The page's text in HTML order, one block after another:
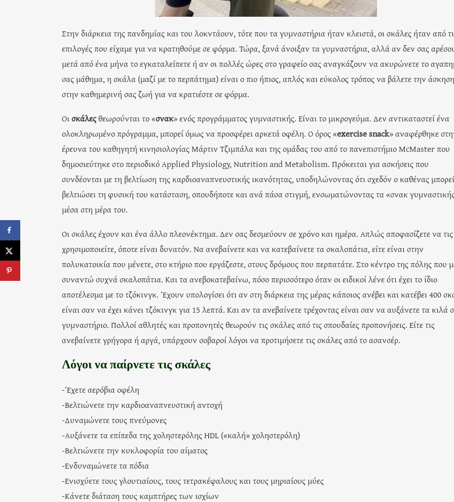
Στην διάρκεια της πανδημίας και του λοκντάουν, τότε που τα γυμναστήρια ήταν κλειστά, οι σκάλες ήταν από
επιλογές που είχαμε για να κρατηθούμε σε φόρμα. Τώρα, ξανά άνοιξαν τα γυμναστήρια, αλλά αν δεν σας
μετά από ένα μήνα το εγκαταλείπετε ή αν οι πολλές ώρες στο γραφείο σας αναγκάζουν να ακυρώνετε το
σας μάθημα, η σκάλα (μαζί με το περπάτημα) είναι ο πιο ήπιος, απλός και εύκολος τρόπος να βάλετε την άσκηση
στην καθημερινή σας ζωή για να κρατιέστε σε φόρμα.
Οισκάλεςθεωρούνται το «σνακ» ενός προγράμματος γυμναστικής. Είναι το μικρογεύμα. Δεν αντικαταστεί ένα
ολοκληρωμένο πρόγραμμα, μπορεί όμως να προσφέρει αρκετά οφέλη. Ο όρος «exercise snack» αναφέρθηκε
έρευνα του καθηγητή κινησιολογίας Μάρτιν Τζιμπάλα και της ομάδας του από το πανεπιστήμιο McMaster που
δημοσιεύτηκε στο περιοδικό Applied Physiology, Nutrition and Metabolism. Πρόκειται για ασκήσεις που
συνδέονται με τη βελτίωση της καρδιοαναπνευστικής ικανότητας, υποδηλώνοντας ότι σχεδόν ο καθένας
βελτιώσει τη φυσική του κατάσταση, οπουδήποτε και ανά πάσα στιγμή, ενσωματώνοντας τα «σνακ
μέσα στη μέρα του.
Οι σκάλες έχουν και ένα άλλο πλεονέκτημα. Δεν σας δεσμεύουν σε χρόνο και ημέρα. Απλώς αποφασίζετε να τις
χρησιμοποιείτε, όποτε είναι δυνατόν. Να ανεβαίνετε και να κατεβαίνετε τα σκαλοπάτια, είτε είναι στην
πολυκατοικία που μένετε, στο κτήριο που εργάζεστε, στους δρόμους που περπατάτε. Στο κέντρο της πόλης που
συναντώ συχνά σκαλοπάτια. Και τα ανεβοκατεβαίνω, πόσο περισσότερο όταν οι ειδικοί λένε ότι έχει το ίδιο
αποτέλεσμα με το τζόκινγκ. Έχουν υπολογίσει ότι αν στη διάρκεια της μέρας κάποιος ανέβει και κατέβει 400
είναι σαν να έχει κάνει τζόκινγκ για 15 λεπτά. Και αν τα ανεβαίνετε τρέχοντας είναι σαν να αυξάνετε τα κιλά
γυμναστήριο. Πολλοί αθλητές και προπονητές θεωρούν τις σκάλες από τις σπουδαίες προπονήσεις. Είτε τις
ανεβαίνετε γρήγορα ή αργά, υπάρχουν σοβαροί λόγοι να προτιμήσετε τις σκάλες από το ασανσέρ.
Λόγοι να παίρνετε τις σκάλες
-Έχετε αερόβια οφέλη
-Βελτιώνετε την καρδιοαναπνευστική αντοχή
-Δυναμώνετε τους πνεύμονες
-Αυξάνετε τα επίπεδα της χοληστερόλης HDL («καλή» χοληστερόλη)
-Βελτιώνετε την κυκλοφορία του αίματος
-Ενδυναμώνετε τα πόδια
-Ενισχύετε τους γλουτιαίους, τους τετρακέφαλους και τους μηριαίους μύες
-Κάνετε διάταση τους καμπτήρες των ισχίων